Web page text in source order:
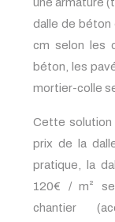
dalle de béton
cm selon les
béton, les
mortier-colle
Cette solution
prix de la
pratique, la
120€ / m²
chantier